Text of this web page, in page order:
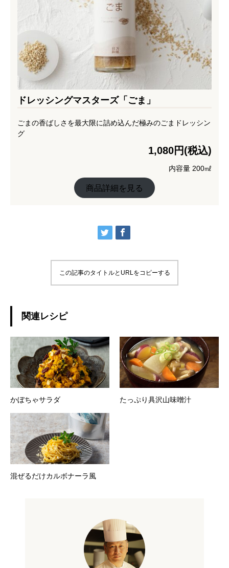
ドレッシングマスターズ「ごま」
ごまの香ばしさを最大限に詰め込んだ極みのごまドレッシン
グ
1,080円(税込)
内容量 200㎖
商品詳細を見る
この記事のタイトルとURLをコピーする
関連レシピ
かぼちゃサラダ たっぷり具沢山味噌汁
混ぜるだけカルボナーラ風